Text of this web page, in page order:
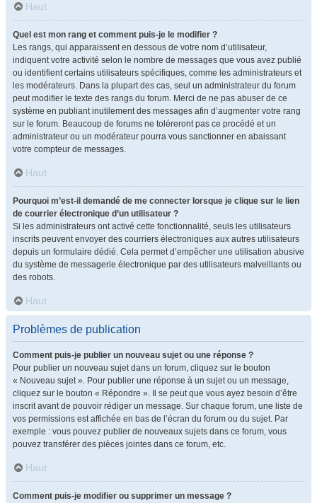
Haut
Quel est mon rang et comment puis-je le modifier ?
Les rangs, qui apparaissent en dessous de votre nom d’utilisateur,
indiquent votre activité selon le nombre de messages que vous avez publié
ou identifient certains utilisateurs spécifiques, comme les administrateurs et
les modérateurs. Dans la plupart des cas, seul un administrateur du forum
peut modifier le texte des rangs du forum. Merci de ne pas abuser de ce
système en publiant inutilement des messages afin d’augmenter votre rang
sur le forum. Beaucoup de forums ne toléreront pas ce procédé et un
administrateur ou un modérateur pourra vous sanctionner en abaissant
votre compteur de messages.
Haut
Pourquoi m’est-il demandé de me connecter lorsque je clique sur le lien
de courrier électronique d’un utilisateur ?
Si les administrateurs ont activé cette fonctionnalité, seuls les utilisateurs
inscrits peuvent envoyer des courriers électroniques aux autres utilisateurs
depuis un formulaire dédié. Cela permet d’empêcher une utilisation abusive
du système de messagerie électronique par des utilisateurs malveillants ou
des robots.
Haut
Problèmes de publication
Comment puis-je publier un nouveau sujet ou une réponse ?
Pour publier un nouveau sujet dans un forum, cliquez sur le bouton
« Nouveau sujet ». Pour publier une réponse à un sujet ou un message,
cliquez sur le bouton « Répondre ». Il se peut que vous ayez besoin d’être
inscrit avant de pouvoir rédiger un message. Sur chaque forum, une liste de
vos permissions est affichée en bas de l’écran du forum ou du sujet. Par
exemple : vous pouvez publier de nouveaux sujets dans ce forum, vous
pouvez transférer des pièces jointes dans ce forum, etc.
Haut
Comment puis-je modifier ou supprimer un message ?